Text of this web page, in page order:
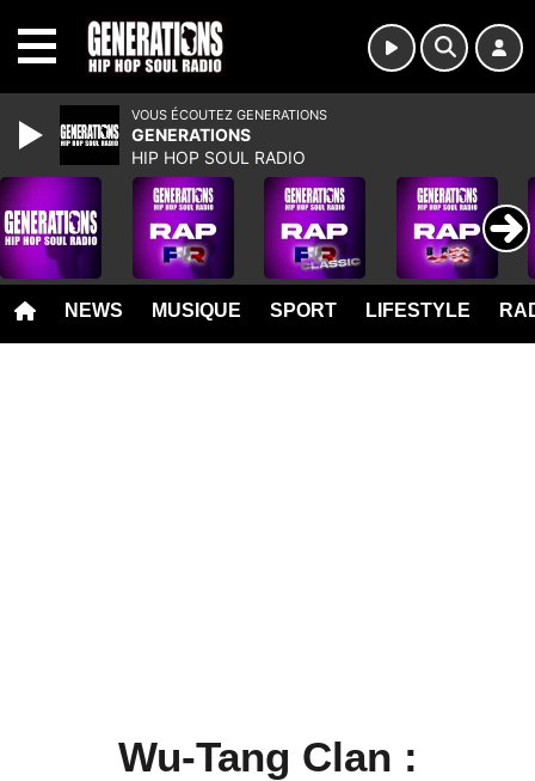
NEWS MUSIQUE SPORT LIFESTYLE
Wu-Tang Clan :
VOUS ÉCOUTEZ GENERATIONS
GENERATIONS
HIP HOP SOUL RADIO